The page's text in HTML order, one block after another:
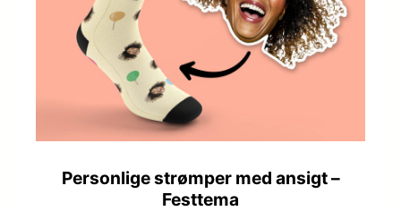
Personlige strømper med ansigt –
Festtema